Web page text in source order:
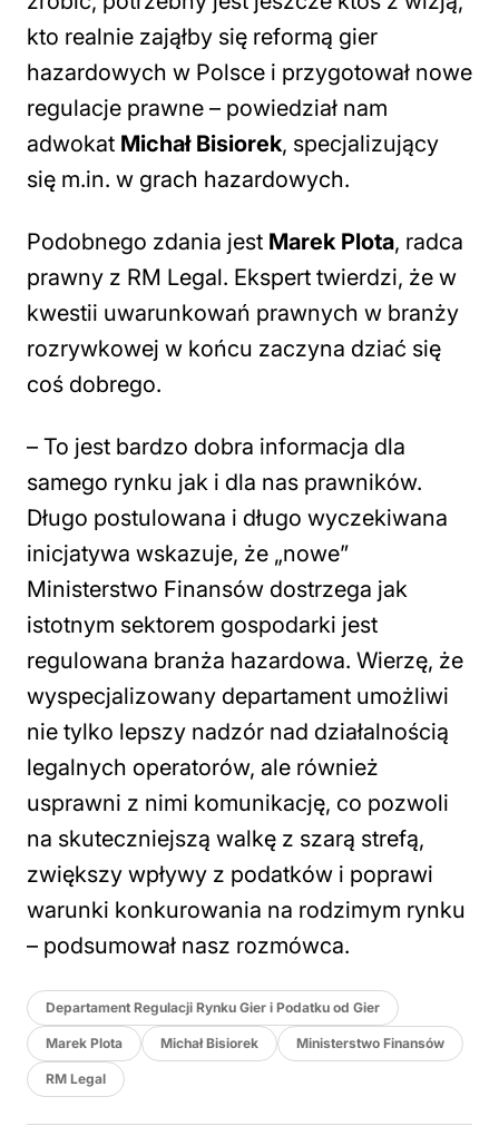
kto realnie zająłby się reformą gier
hazardowych w Polsce i przygotował nowe
regulacje prawne – powiedział nam
adwokat Michał Bisiorek, specjalizujący
się m.in. w grach hazardowych.
Podobnego zdania jest Marek Plota, radca
prawny z RM Legal. Ekspert twierdzi, że w
kwestii uwarunkowań prawnych w branży
rozrywkowej w końcu zaczyna dziać się
coś dobrego.
– To jest bardzo dobra informacja dla
samego rynku jak i dla nas prawników.
Długo postulowana i długo wyczekiwana
inicjatywa wskazuje, że „nowe”
Ministerstwo Finansów dostrzega jak
istotnym sektorem gospodarki jest
regulowana branża hazardowa. Wierzę, że
wyspecjalizowany departament umożliwi
nie tylko lepszy nadzór nad działalnością
legalnych operatorów, ale również
usprawni z nimi komunikację, co pozwoli
na skuteczniejszą walkę z szarą strefą,
zwiększy wpływy z podatków i poprawi
warunki konkurowania na rodzimym rynku
– podsumował nasz rozmówca.
Departament Regulacji Rynku Gier i Podatku od Gier
Marek Plota Michał Bisiorek Ministerstwo Finansów
RM Legal